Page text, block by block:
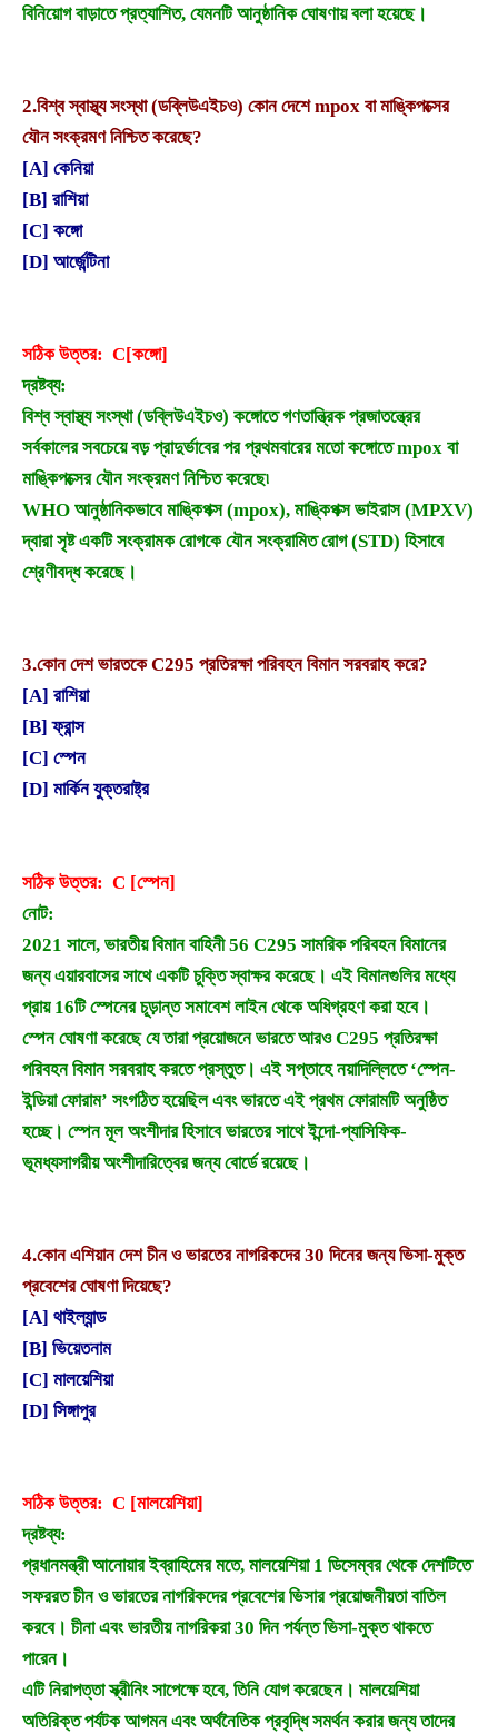
বিনিয়োগ বাড়াতে প্রত্যাশিত, যেমনটি আনুষ্ঠানিক ঘোষণায় বলা হয়েছে।
2.বিশ্ব স্বাস্থ্য সংস্থা (ডব্লিউএইচও) কোন দেশে mpox বা মাঙ্কিপক্সের
যৌন সংক্রমণ নিশ্চিত করেছে?
[A] কেনিয়া
[B] রাশিয়া
[C] কঙ্গো
[D] আর্জেন্টিনা
সঠিক উত্তর: C[কঙ্গো]
দ্রষ্টব্য:
বিশ্ব স্বাস্থ্য সংস্থা (ডব্লিউএইচও) কঙ্গোতে গণতান্ত্রিক প্রজাতন্ত্রের
সর্বকালের সবচেয়ে বড় প্রাদুর্ভাবের পর প্রথমবারের মতো কঙ্গোতে mpox বা
মাঙ্কিপক্সের যৌন সংক্রমণ নিশ্চিত করেছে৷
WHO আনুষ্ঠানিকভাবে মাঙ্কিপক্স (mpox), মাঙ্কিপক্স ভাইরাস (MPXV)
দ্বারা সৃষ্ট একটি সংক্রামক রোগকে যৌন সংক্রামিত রোগ (STD) হিসাবে
শ্রেণীবদ্ধ করেছে।
3.কোন দেশ ভারতকে C295 প্রতিরক্ষা পরিবহন বিমান সরবরাহ করে?
[A] রাশিয়া
[B] ফ্রান্স
[C] স্পেন
[D] মার্কিন যুক্তরাষ্ট্র
সঠিক উত্তর: C [স্পেন]
নোট:
2021 সালে, ভারতীয় বিমান বাহিনী 56 C295 সামরিক পরিবহন বিমানের
জন্য এয়ারবাসের সাথে একটি চুক্তি স্বাক্ষর করেছে। এই বিমানগুলির মধ্যে
প্রায় 16টি স্পেনের চূড়ান্ত সমাবেশ লাইন থেকে অধিগ্রহণ করা হবে।
স্পেন ঘোষণা করেছে যে তারা প্রয়োজনে ভারতে আরও C295 প্রতিরক্ষা
পরিবহন বিমান সরবরাহ করতে প্রস্তুত। এই সপ্তাহে নয়াদিল্লিতে ‘স্পেন-
ইন্ডিয়া ফোরাম’ সংগঠিত হয়েছিল এবং ভারতে এই প্রথম ফোরামটি অনুষ্ঠিত
হচ্ছে। স্পেন মূল অংশীদার হিসাবে ভারতের সাথে ইন্দো-প্যাসিফিক-
ভূমধ্যসাগরীয় অংশীদারিত্বের জন্য বোর্ডে রয়েছে।
4.কোন এশিয়ান দেশ চীন ও ভারতের নাগরিকদের 30 দিনের জন্য ভিসা-মুক্ত
প্রবেশের ঘোষণা দিয়েছে?
[A] থাইল্যান্ড
[B] ভিয়েতনাম
[C] মালয়েশিয়া
[D] সিঙ্গাপুর
সঠিক উত্তর: C [মালয়েশিয়া]
দ্রষ্টব্য:
প্রধানমন্ত্রী আনোয়ার ইব্রাহিমের মতে, মালয়েশিয়া 1 ডিসেম্বর থেকে দেশটিতে
সফররত চীন ও ভারতের নাগরিকদের প্রবেশের ভিসার প্রয়োজনীয়তা বাতিল
করবে। চীনা এবং ভারতীয় নাগরিকরা 30 দিন পর্যন্ত ভিসা-মুক্ত থাকতে
পারেন।
এটি নিরাপত্তা স্ক্রীনিং সাপেক্ষে হবে, তিনি যোগ করেছেন। মালয়েশিয়া
অতিরিক্ত পর্যটক আগমন এবং অর্থনৈতিক প্রবৃদ্ধি সমর্থন করার জন্য তাদের